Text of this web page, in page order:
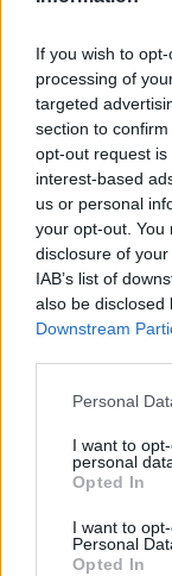
If you wish to
processing of
targeted
section to
opt-out request
interest-based
us or personal
your opt-out. You
disclosure of
IAB’s list of
also be disclosed
Downstream
Personal
I want to
personal
Opted In
I want to
Personal
Opted In
Καραφώτης
Georgina
Road»
BARBZ –
Evangelia –
Dinamiss –
Nafsica –
Xannova
Αναφορικά με
νικητή θα
έρθει από το
ελληνική
κριτική